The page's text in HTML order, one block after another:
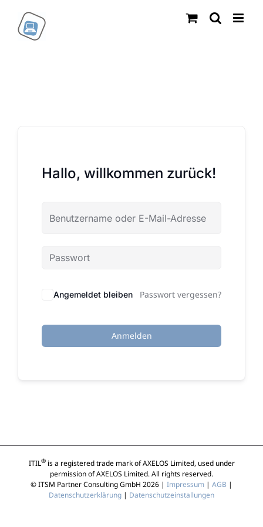
Inhalt
springen
Hallo, willkommen zurück!
Angemeldet bleiben Passwort vergessen?
Anmelden
ITIL®is a registered trade mark of AXELOS Limited, used under
permission of AXELOS Limited. All rights reserved.
© ITSM Partner Consulting GmbH 2026 | Impressum | AGB |
Datenschutzerklärung | Datenschutzeinstallungen